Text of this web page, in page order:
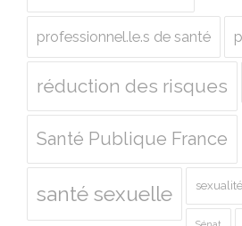
professionnel.le.s de santé
réduction des risques
Santé Publique France
santé sexuelle sexualité